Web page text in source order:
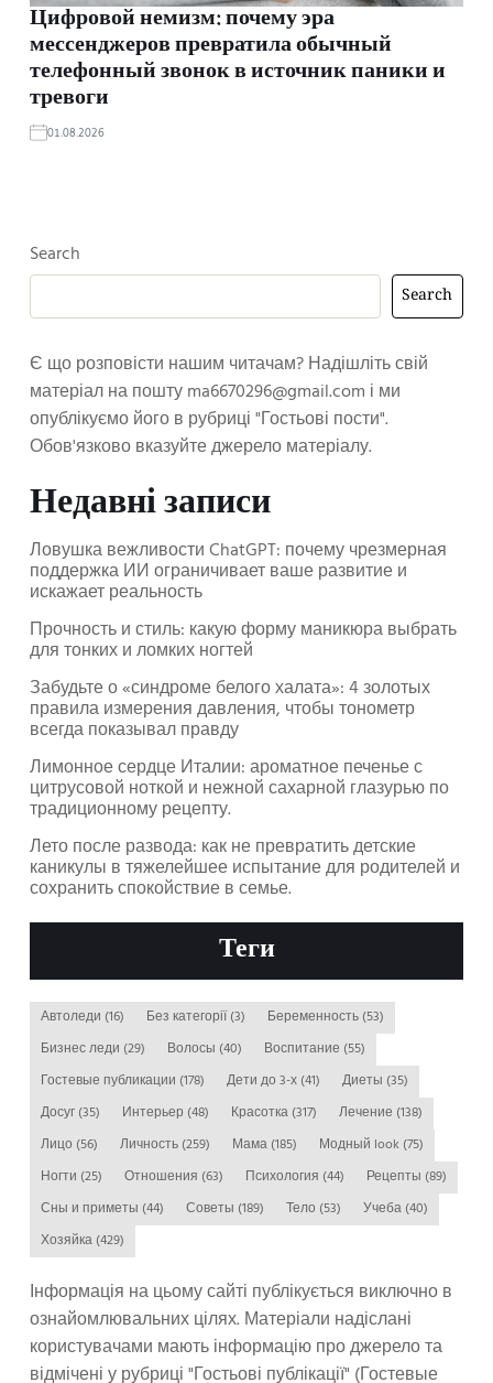
Цифровой немизм: почему эра
мессенджеров превратила обычный
телефонный звонок в источник паники и
тревоги
01.08.2026
Search
Search
Є що розповісти нашим читачам? Надішліть свій
матеріал на поштуma6670296@gmail.com і ми
опублікуємо його в рубриці "Гостьові пости".
Обов'язково вказуйте джерело матеріалу.
Недавні записи
Ловушка вежливости ChatGPT: почему чрезмерная
поддержка ИИ ограничивает ваше развитие и
искажает реальность
Прочность и стиль: какую форму маникюра выбрать
для тонких и ломких ногтей
Забудьте о «синдроме белого халата»: 4 золотых
правила измерения давления, чтобы тонометр
всегда показывал правду
Лимонное сердце Италии: ароматное печенье с
цитрусовой ноткой и нежной сахарной глазурью по
традиционному рецепту.
Лето после развода: как не превратить детские
каникулы в тяжелейшее испытание для родителей и
сохранить спокойствие в семье.
Теги
Автоледи (16) Без категорії(3) Беременность (53)
Бизнес леди (29) Волосы (40) Воспитание (55)
Гостевые публикации (178) Дети до 3-х (41) Диеты (35)
Досуг (35) Интерьер (48) Красотка (317) Лечение (138)
Лицо (56) Личность (259) Мама (185) Модный look (75)
Ногти (25) Отношения (63) Психология (44) Рецепты (89)
Сны и приметы (44) Советы (189) Тело (53) Учеба (40)
Хозяйка (429)
Інформація на цьому сайті публікується виключно в
ознайомлювальних цілях. Матеріали надіслані
користувачами мають інформацію про джерело та
відмічені у рубриці "Гостьові публікації" (Гостевые